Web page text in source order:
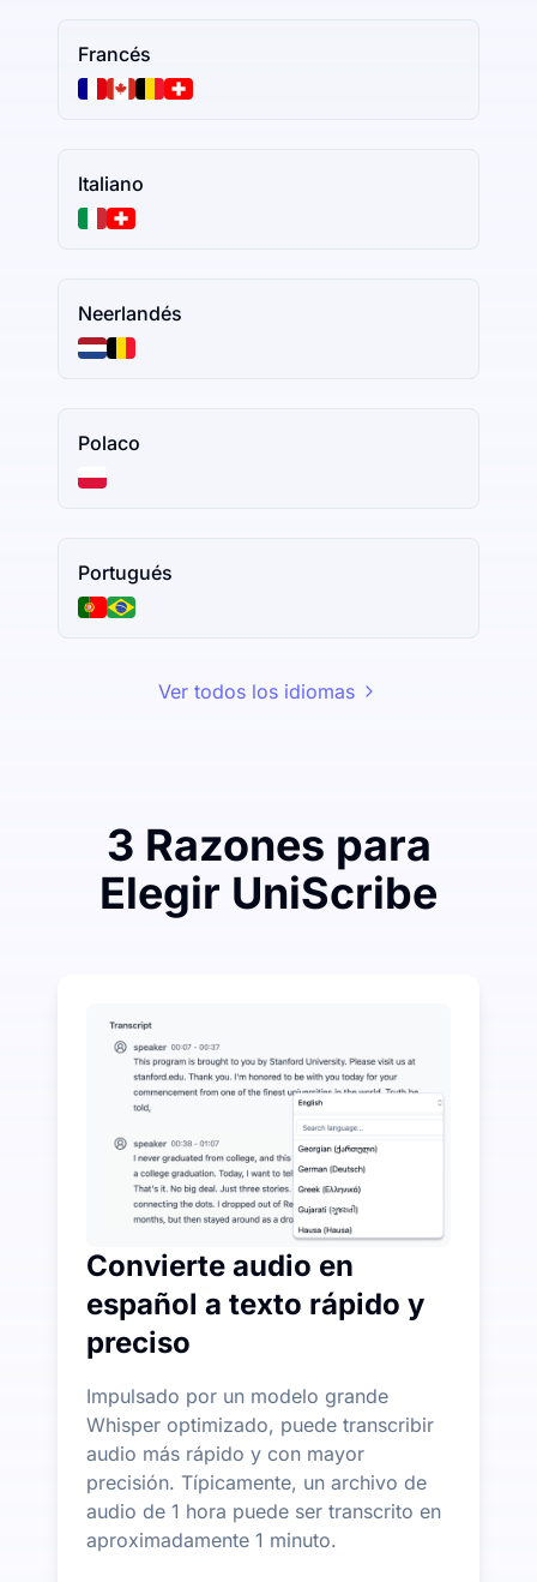
Francés
Italiano
Neerlandés
Polaco
Portugués
Ver todos los idiomas
3 Razones para
Elegir UniScribe
UniScribe ofrece 120 minutos de transcripción
Más funciones de IA disponibles más allá de Audio-
Generar automáticamente resúmenes, mapas
Convierte audio en
español a texto rápido y
preciso
Impulsado por un modelo grande
Whisper optimizado, puede transcribir
audio más rápido y con mayor
precisión. Típicamente, un archivo de
audio de 1 hora puede ser transcrito en
aproximadamente 1 minuto.